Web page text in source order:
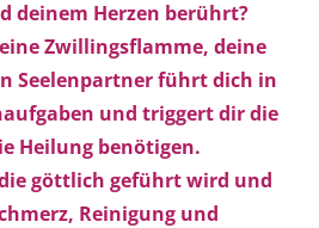
deinem Herzen berührt?
Zwillingsflamme, deine
Seelenpartner führt dich in
und triggert dir die
Heilung benötigen.
göttlich geführt wird und
Reinigung und